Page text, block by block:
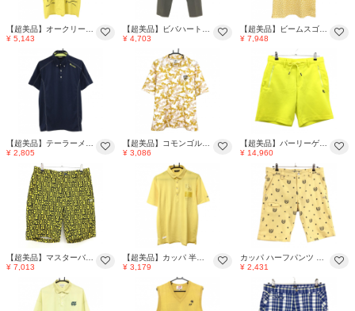
【超美品】オークリー 半袖ポロシャツ イエロー×ネイビー ビッグロゴプリント 織生地 背面プリント メンズ XL ゴルフウェア Oakley
¥ 5,143
【超美品】ビバハート パンツ ダークブラウン×蛍光イエロー ロゴ刺しゅう ウエストゴム ストレッチ メンズ 85 ゴルフウェア VIVA HEART
¥ 4,703
【超美品】ビームスゴルフ 半袖ポロシャツ イエロー×ブラウン 花総柄 ロゴ刺しゅう ボタンダウン メンズ M ゴルフウェア BEAMS GOLF
¥ 7,948
【超美品】テーラーメイド 半袖ポロシャツ ネイビー×イエロー ボタンダウン ステッチ ロゴ刺しゅう メンズ L ゴルフウェア TaylorMade
¥ 2,805
【超美品】コモンゴルフ 半袖ハイネックシャツ 白×マスタードイエロー カモフラ柄 メンズ XXXL ゴルフウェア 大きいサイズ COMON GOLF
¥ 3,086
【超美品】パーリーゲイツ ハーフパンツ イエロー ストレッチ ウエストゴム メンズ 4(M) ゴルフウェア 2023年モデル PEARLY GATES
¥ 14,960
【超美品】マスターバニー ハーフパンツ イエロー×黒 ロゴ総柄 メンズ 4(M) ゴルフウェア MASTER BUNNY EDITION
¥ 7,013
【超美品】カッパ 半袖ポロシャツ イエロー ロゴ刺しゅう メンズ LL ゴルフウェア Kappa
¥ 3,179
カッパ ハーフパンツ イエロー×ネイビー 総柄 立体ロゴ メンズ 85 ゴルフウェア Kappa
¥ 2,431